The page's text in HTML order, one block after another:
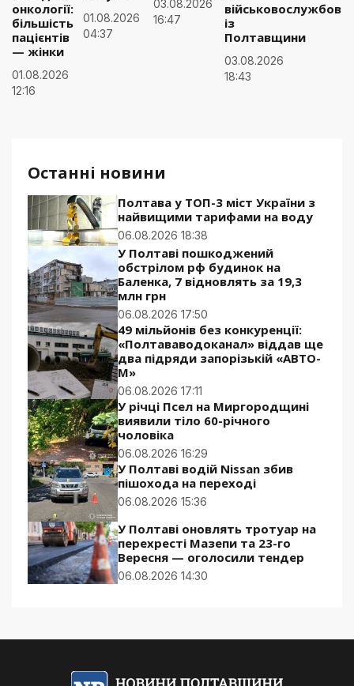
Останні новини
Полтава у ТОП-3 міст України з
найвищими тарифами на воду
06.08.2026 18:38
У Полтаві пошкоджений
обстрілом рф будинок на
Баленка, 7 відновлять за 19,3
млн грн
06.08.2026 17:50
49 мільйонів без конкуренції:
«Полтававодоканал» віддав ще
два підряди запорізькій «АВТО-
М»
06.08.2026 17:11
У річці Псел на Миргородщині
виявили тіло 60-річного
чоловіка
06.08.2026 16:29
У Полтаві водій Nissan збив
пішохода на переході
06.08.2026 15:36
У Полтаві оновлять тротуар на
перехресті Мазепи та 23-го
Вересня — оголосили тендер
06.08.2026 14:30
онкології:
більшість
пацієнтів
— жінки
01.08.2026
12:16
01.08.2026
04:37
03.08.2026
16:47
із
Полтавщини
03.08.2026
18:43